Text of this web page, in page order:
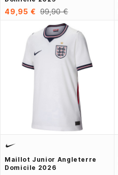
49,95 € 99,90 €
Maillot Junior Angleterre
Domicile 2026